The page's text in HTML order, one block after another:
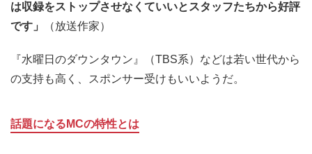
は収録をストップさせなくていいとスタッフたちから好評
です」
（放送作家）
『水曜日のダウンタウン』（TBS系）などは若い世代から
の支持も高く、スポンサー受けもいいようだ。
話題になるMCの特性とは